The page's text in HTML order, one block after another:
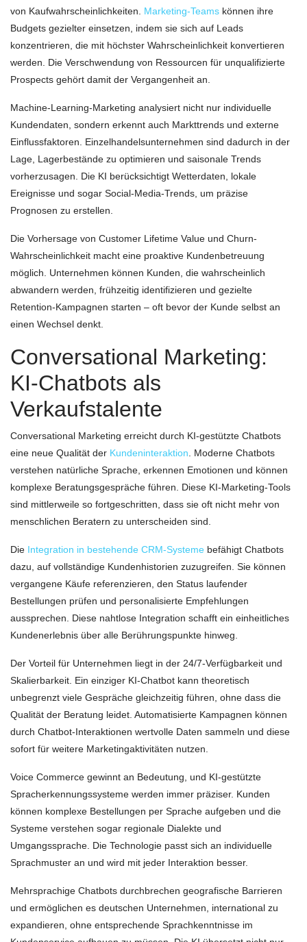
von Kaufwahrscheinlichkeiten. Marketing-Teams können ihre
Budgets gezielter einsetzen, indem sie sich auf Leads
konzentrieren, die mit höchster Wahrscheinlichkeit konvertieren
werden. Die Verschwendung von Ressourcen für unqualifizierte
Prospects gehört damit der Vergangenheit an.
Machine-Learning-Marketing analysiert nicht nur individuelle
Kundendaten, sondern erkennt auch Markttrends und externe
Einflussfaktoren. Einzelhandelsunternehmen sind dadurch in der
Lage, Lagerbestände zu optimieren und saisonale Trends
vorherzusagen. Die KI berücksichtigt Wetterdaten, lokale
Ereignisse und sogar Social-Media-Trends, um präzise
Prognosen zu erstellen.
Die Vorhersage von Customer Lifetime Value und Churn-
Wahrscheinlichkeit macht eine proaktive Kundenbetreuung
möglich. Unternehmen können Kunden, die wahrscheinlich
abwandern werden, frühzeitig identifizieren und gezielte
Retention-Kampagnen starten – oft bevor der Kunde selbst an
einen Wechsel denkt.
Conversational Marketing:
KI-Chatbots als
Verkaufstalente
Conversational Marketing erreicht durch KI-gestützte Chatbots
eine neue Qualität der Kundeninteraktion . Moderne Chatbots
verstehen natürliche Sprache, erkennen Emotionen und können
komplexe Beratungsgespräche führen. Diese KI-Marketing-Tools
sind mittlerweile so fortgeschritten, dass sie oft nicht mehr von
menschlichen Beratern zu unterscheiden sind.
Die Integration in bestehende CRM-Systeme befähigt Chatbots
dazu, auf vollständige Kundenhistorien zuzugreifen. Sie können
vergangene Käufe referenzieren, den Status laufender
Bestellungen prüfen und personalisierte Empfehlungen
aussprechen. Diese nahtlose Integration schafft ein einheitliches
Kundenerlebnis über alle Berührungspunkte hinweg.
Der Vorteil für Unternehmen liegt in der 24/7-Verfügbarkeit und
Skalierbarkeit. Ein einziger KI-Chatbot kann theoretisch
unbegrenzt viele Gespräche gleichzeitig führen, ohne dass die
Qualität der Beratung leidet. Automatisierte Kampagnen können
durch Chatbot-Interaktionen wertvolle Daten sammeln und diese
sofort für weitere Marketingaktivitäten nutzen.
Voice Commerce gewinnt an Bedeutung, und KI-gestützte
Spracherkennungssysteme werden immer präziser. Kunden
können komplexe Bestellungen per Sprache aufgeben und die
Systeme verstehen sogar regionale Dialekte und
Umgangssprache. Die Technologie passt sich an individuelle
Sprachmuster an und wird mit jeder Interaktion besser.
Mehrsprachige Chatbots durchbrechen geografische Barrieren
und ermöglichen es deutschen Unternehmen, international zu
expandieren, ohne entsprechende Sprachkenntnisse im